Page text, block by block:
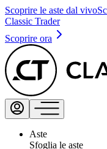
Scoprire le aste dal vivo
Classic Trader
Scoprire ora
Aste
Sfoglia le aste